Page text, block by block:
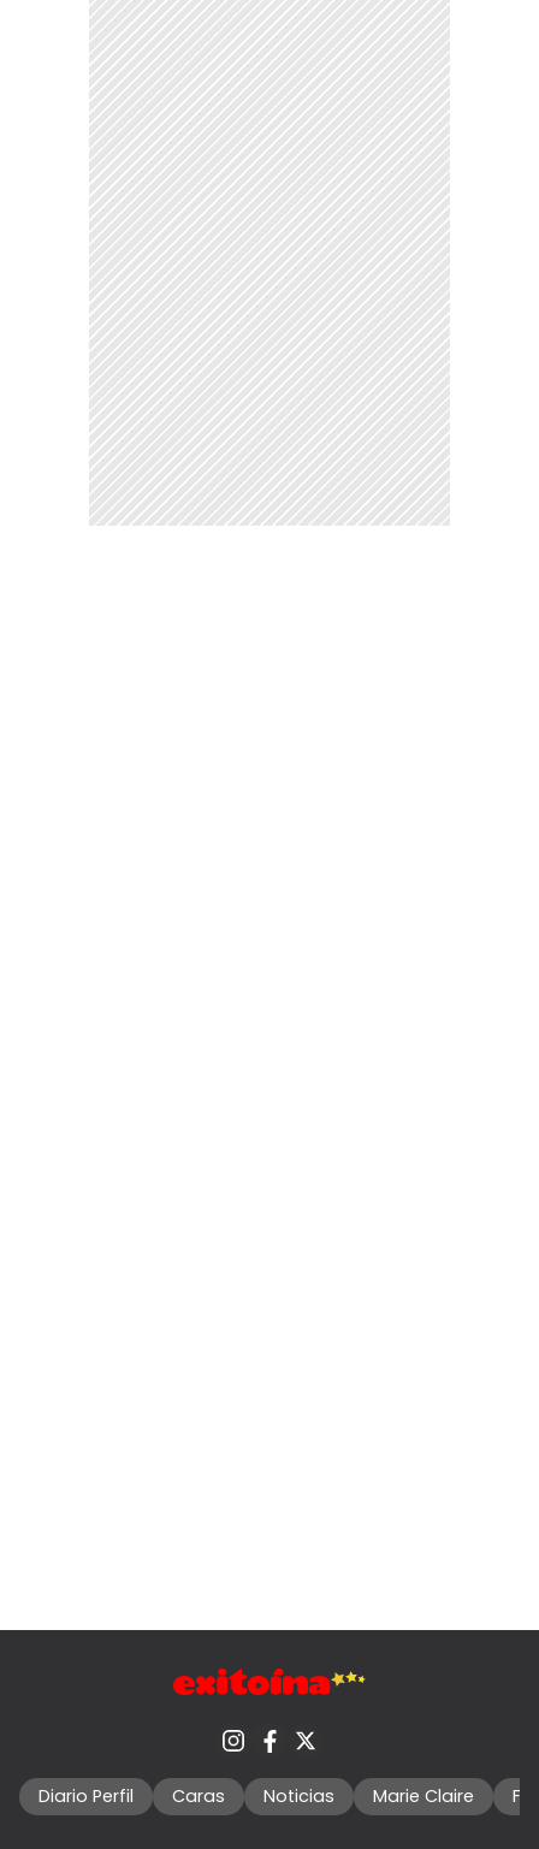
Diario Perfil Caras Noticias Marie Claire